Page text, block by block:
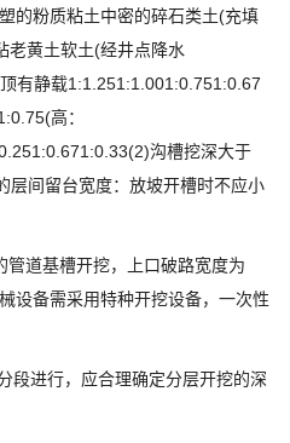
的粉质粘土中密的碎石类土(充填
老黄土软土(经井点降水
有静载1:1.251:1.001:0.751:0.67
高：
沟槽挖深大于
层间留台宽度：放坡开槽时不应小
道基槽开挖，上口破路宽度为
设备需采用特种开挖设备，一次性
进行，应合理确定分层开挖的深